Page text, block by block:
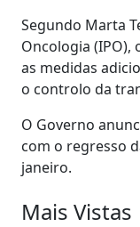
Segundo Marta
Oncologia
as medidas
o controlo da
O Governo
com o regresso
janeiro.
Mais Vistas